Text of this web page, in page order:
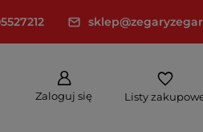
Zaloguj się Listy